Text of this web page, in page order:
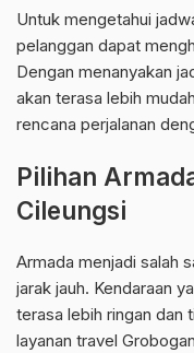
Untuk mengetahui
pelanggan dapat
Dengan menanyakan
akan terasa lebih
rencana perjalanan
Pilihan
Cileungsi
Armada menjadi salah
jarak jauh. Kendaraan
terasa lebih ringan dan
layanan travel